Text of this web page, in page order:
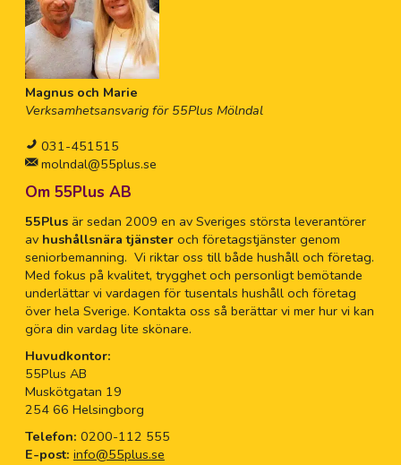
Magnus och Marie
Verksamhetsansvarig för 55Plus Mölndal
031-451515
molndal@55plus.se
Om 55Plus AB
55Plusär sedan 2009 en av Sveriges största leverantörer
av hushållsnära tjänsteroch företagstjänster genom
seniorbemanning. Vi riktar oss till både hushåll och företag.
Med fokus på kvalitet, trygghet och personligt bemötande
underlättar vi vardagen för tusentals hushåll och företag
över hela Sverige. Kontakta oss så berättar vi mer hur vi kan
göra din vardag lite skönare.
Huvudkontor:
55Plus AB
Muskötgatan 19
254 66 Helsingborg
Telefon: 0200-112 555
E-post: info@55plus.se